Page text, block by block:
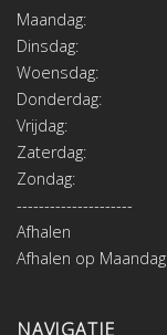
Maandag:
Dinsdag:
Woensdag:
Donderdag:
Vrijdag:
Zaterdag:
Zondag:
---------------------
Afhalen
Afhalen op Maandag
NAVIGATIE